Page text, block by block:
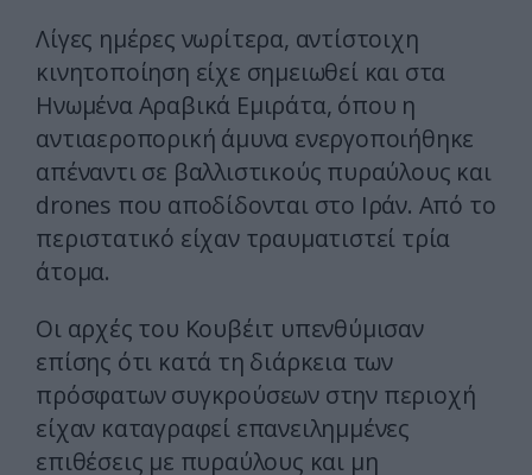
Λίγες ημέρες νωρίτερα, αντίστοιχη
κινητοποίηση είχε σημειωθεί και στα
Ηνωμένα Αραβικά Εμιράτα, όπου η
αντιαεροπορική άμυνα ενεργοποιήθηκε
απέναντι σε βαλλιστικούς πυραύλους και
drones που αποδίδονται στο Ιράν. Από το
περιστατικό είχαν τραυματιστεί τρία
άτομα.
Οι αρχές του Κουβέιτ υπενθύμισαν
επίσης ότι κατά τη διάρκεια των
πρόσφατων συγκρούσεων στην περιοχή
είχαν καταγραφεί επανειλημμένες
επιθέσεις με πυραύλους και μη